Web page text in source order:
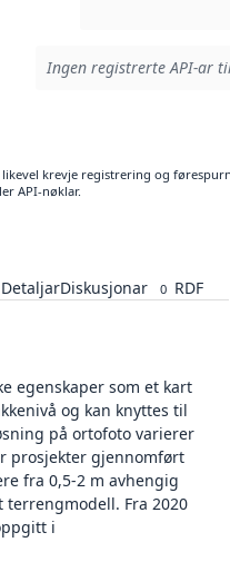
Ingen registrerte API-ar
krevje registrering og
API-nøklar.
DetaljarDiskusjonar 0 RDF
egenskaper som et kart
og kan knyttes til
på ortofoto varierer
prosjekter gjennomført
fra 0,5-2 m avhengig
Fra 2020
i